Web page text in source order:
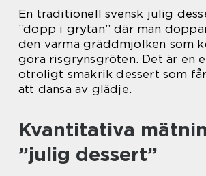
En traditionell svensk julig
”dopp i grytan” där man
den varma gräddmjölken som
göra risgrynsgröten. Det är en
otroligt smakrik dessert som
att dansa av glädje.
Kvantitativa
”julig dessert”